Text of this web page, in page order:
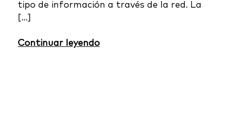
tipo de información a través de la red. La
[…]
Continuar leyendo